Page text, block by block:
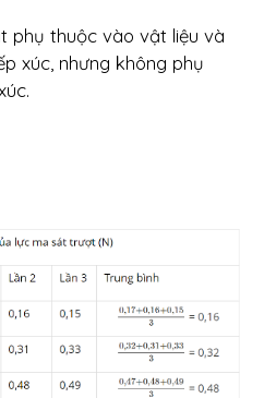
phụ thuộc vào vật liệu và
xúc, nhưng không phụ